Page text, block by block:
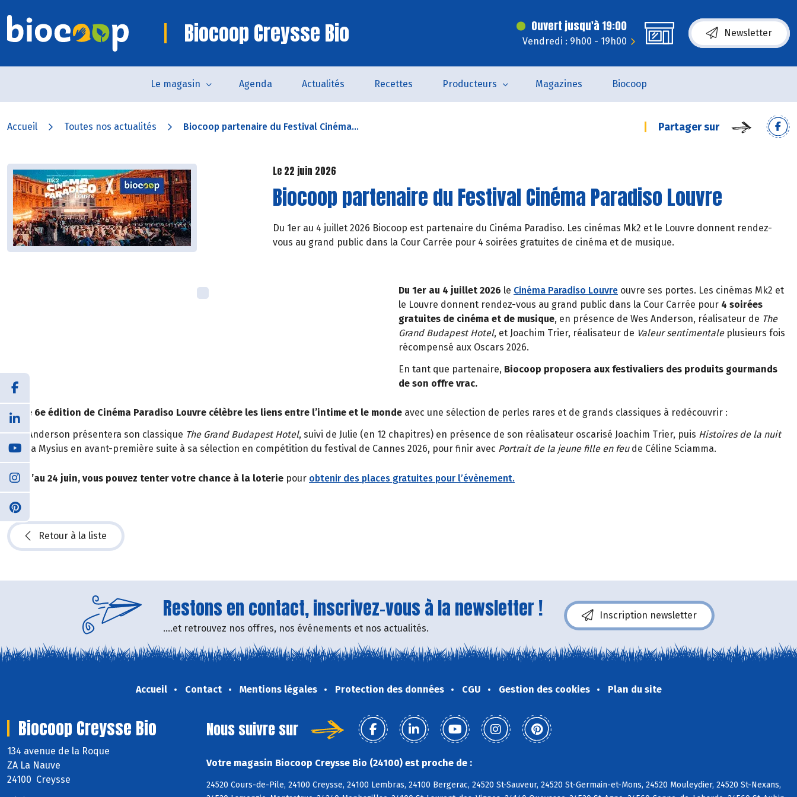
Biocoop Creysse Bio Ouvert jusqu'à 19:00
Vendredi : 9h00 - 19h00
Newsletter
Le magasin Agenda Actualités Recettes Producteurs Magazines Biocoop
Accueil Toutes nos actualités Biocoop partenaire du Festival Cinéma... Partager sur
Le 22 juin 2026
Biocoop partenaire du Festival Cinéma Paradiso Louvre
Du 1er au 4 juillet 2026 Biocoop est partenaire du Cinéma Paradiso. Les cinémas Mk2 et le Louvre donnent rendez-
vous au grand public dans la Cour Carrée pour 4 soirées gratuites de cinéma et de musique.
Du 1er au 4 juillet 2026 le Cinéma Paradiso Louvre ouvre ses portes. Les cinémas Mk2 et
le Louvre donnent rendez-vous au grand public dans la Cour Carrée pour 4 soirées
gratuites de cinéma et de musique, en présence de Wes Anderson, réalisateur de The
Grand Budapest Hotel, et Joachim Trier, réalisateur de Valeur sentimentaleplusieurs fois
récompensé aux Oscars 2026.
En tant que partenaire, Biocoop proposera aux festivaliers des produits gourmands
de son offre vrac.
Cette 6e édition de Cinéma Paradiso Louvre célèbre les liens entre l’intime et le monde avec une sélection de perles rares et de grands classiques à redécouvrir :
Wes Anderson présentera son classique The Grand Budapest Hotel, suivi de Julie (en 12 chapitres) en présence de son réalisateur oscarisé Joachim Trier, puis Histoires de la nuit
de Léa Mysius en avant-première suite à sa sélection en compétition du festival de Cannes 2026, pour finir avec Portrait de la jeune fille en feude Céline Sciamma.
Jusqu’au 24 juin, vous pouvez tenter votre chance à la loterie pour obtenir des places gratuites pour l’évènement.
Retour à la liste
Restons en contact, inscrivez-vous à la newsletter !
....et retrouvez nos offres, nos événements et nos actualités.
Inscription newsletter
Accueil Contact Mentions légales Protection des données CGU Gestion des cookies Plan du site
Biocoop Creysse Bio
134 avenue de la Roque
ZA La Nauve
24100 Creysse
Nous suivre sur
Votre magasin Biocoop Creysse Bio (24100) est proche de :
24520 Cours-de-Pile, 24100 Creysse, 24100 Lembras, 24100 Bergerac, 24520 St-Sauveur, 24520 St-Germain-et-Mons, 24520 Mouleydier, 24520 St-Nexans,